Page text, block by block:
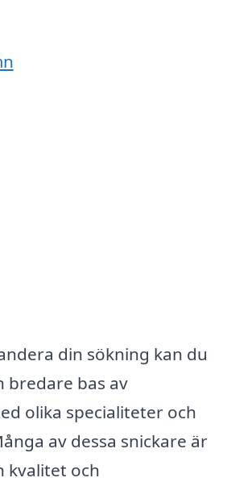
din sökning kan du
bredare bas av
olika specialiteter och
av dessa snickare är
kvalitet och